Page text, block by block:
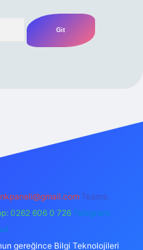
m elexbet
Teams:
0262 606 0 726 Telegram:
gereğince Bilgi Teknolojileri